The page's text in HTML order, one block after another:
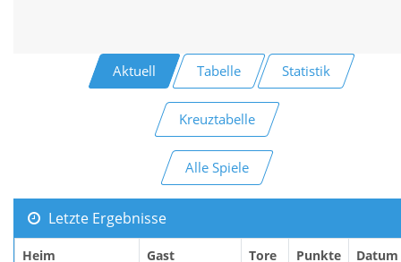
Aktuell Tabelle Statistik
Kreuztabelle
Alle Spiele
Letzte Ergebnisse
Heim Gast Tore Punkte Datum